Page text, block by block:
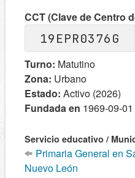
CCT (Clave de Centro
19EPR0376G
Turno: Matutino
Zona: Urbano
Estado: Activo (2026)
Fundada en 1969-09-01
Servicio educativo /
Primaria General en
Nuevo León